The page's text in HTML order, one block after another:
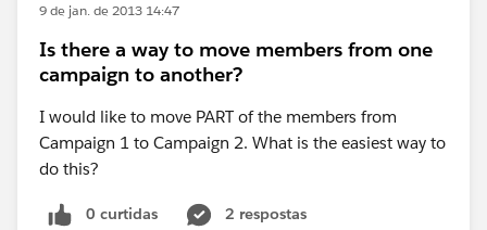
9 de jan. de 2013 14:47
Is there a way to move members from one
campaign to another?
I would like to move PART of the members from
Campaign 1 to Campaign 2. What is the easiest way to
do this?
0 curtidas
2 respostas